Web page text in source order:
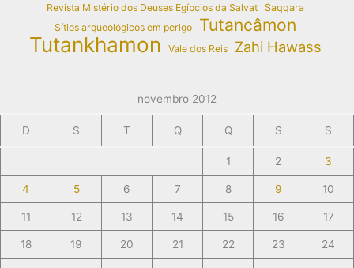
Revista Mistério dos Deuses Egípcios da Salvat
Saqqara
Sítios arqueológicos em perigo
Tutancâmon
Tutankhamon Vale dos Reis Zahi Hawass
novembro 2012
D S T Q Q S S
1 2 3
4 5 6 7 8 9 10
11 12 13 14 15 16 17
18 19 20 21 22 23 24